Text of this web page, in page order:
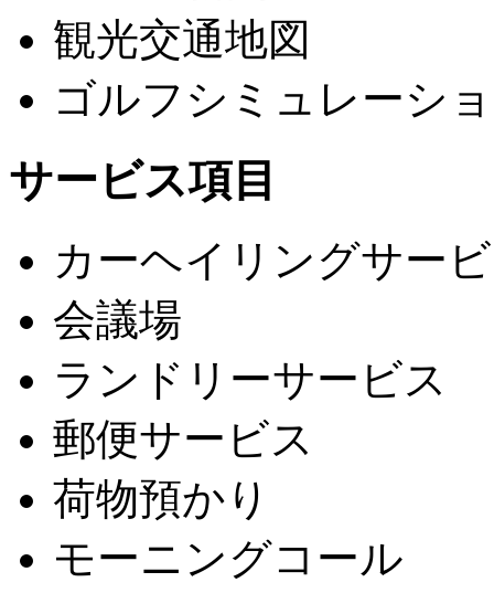
観光交通地図
ゴルフシミュレーシ
サービス項目
カーヘイリングサー
会議場
ランドリーサービス
郵便サービス
荷物預かり
モーニングコール